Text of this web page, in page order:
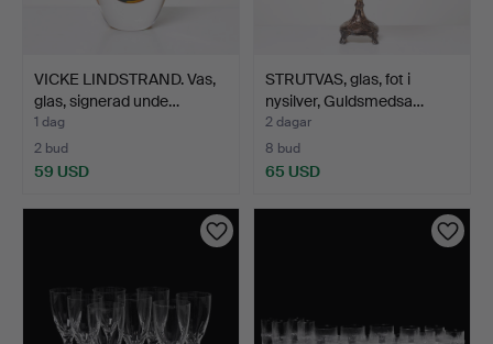
VICKE LINDSTRAND. Vas,
glas, signerad unde…
1 dag
2 bud
59 USD
STRUTVAS, glas, fot i
nysilver, Guldsmedsa…
2 dagar
8 bud
65 USD